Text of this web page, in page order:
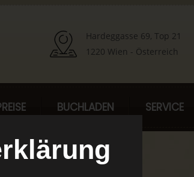
Hardeggasse 69, Top 21
1220 Wien - Österreich
BUCHLADEN SERVICE